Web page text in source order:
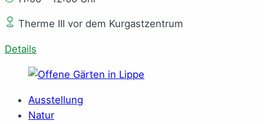
Therme III vor dem Kurgastzentrum
Details
Ausstellung
Natur